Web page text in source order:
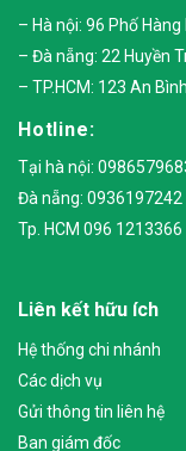
– Hà nội: 96 Phố Hàng
– Đà nẵng: 22 Huyền
– TP.HCM: 123 An
Hotline:
Tại hà nội:
Đà nẵng: 0936197242
Tp. HCM 096 1213366
Liên kết hữu ích
Hệ thống chi nhánh
Các dịch vụ
Gửi thông tin liên hệ
Ban giám đốc